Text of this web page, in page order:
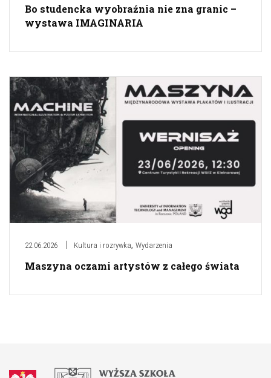
Bo studencka wyobraźnia nie zna granic –
wystawa IMAGINARIA
22.06.2026 Kultura i rozrywka, Wydarzenia
Maszyna oczami artystów z całego świata